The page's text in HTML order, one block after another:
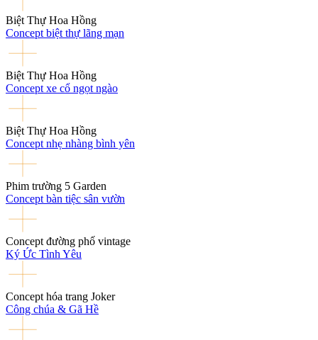
Biệt Thự Hoa Hồng
Concept biệt thự lãng mạn
Biệt Thự Hoa Hồng
Concept xe cổ ngọt ngào
Biệt Thự Hoa Hồng
Concept nhẹ nhàng bình yên
Phim trường 5 Garden
Concept bàn tiệc sân vườn
Concept đường phố vintage
Ký Ức Tình Yêu
Concept hóa trang Joker
Công chúa & Gã Hề